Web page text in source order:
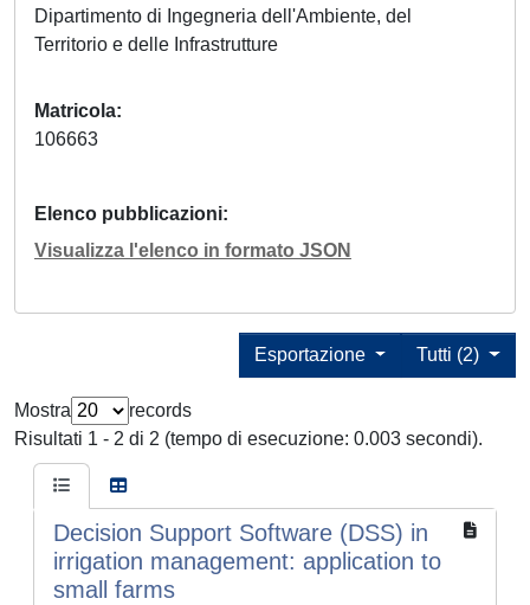
Dipartimento di Ingegneria dell'Ambiente, del
Territorio e delle Infrastrutture
Matricola
106663
Elenco pubblicazioni
Visualizza l'elenco in formato JSON
Tutti (2)
Esportazione
Mostra
records
Risultati 1 - 2 di 2 (tempo di esecuzione: 0.003 secondi).
Decision Support Software (DSS) in
irrigation management: application to
small farms